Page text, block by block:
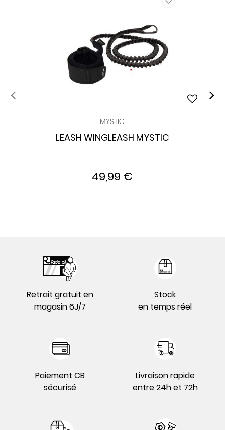
MYSTIC
LEASH WINGLEASH MYSTIC
49,99 €
Retrait gratuit en
magasin 6J/7
Stock
en temps réel
Paiement CB
sécurisé
Livraison rapide
entre 24h et 72h